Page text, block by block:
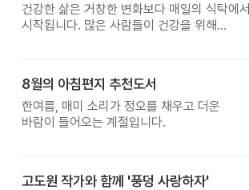
건강한 삶은 거창한 변화보다 매일의 식탁에서
시작됩니다. 많은 사람들이 건강을 위해
받은 이계호 교수와 함께하는 태초먹거리
황금변 캠프
8월의 아침편지 추천도서
한여름, 매미 소리가 정오를 채우고 더운
바람이 들어오는 계절입니다.
고도원 작가와 함께 '풍덩 사랑하자'